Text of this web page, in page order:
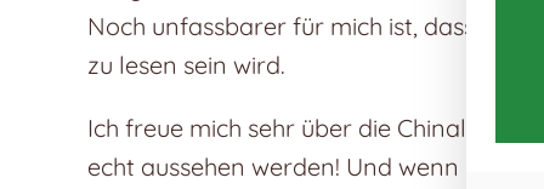
Noch unfassbarer für mich ist, dass ein
zu lesen sein wird.
Ich freue mich sehr über die
echt aussehen werden! Und wenn ich die